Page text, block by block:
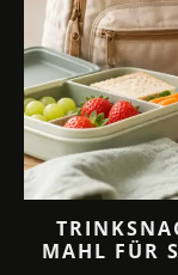
MAHL FÜR